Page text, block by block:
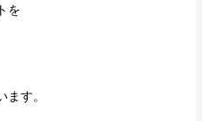
を
す。